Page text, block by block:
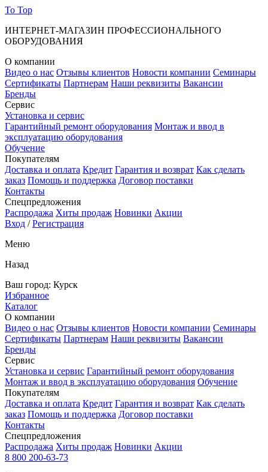
To Top
ИНТЕРНЕТ-МАГАЗИН ПРОФЕССИОНАЛЬНОГО
ОБОРУДОВАНИЯ
О компании
Видео о нас Отзывы клиентов Новости компании Семинары
Сертификаты Партнерам Наши реквизиты Вакансии
Бренды
Сервис
Установка и сервис
Гарантийный ремонт оборудования Монтаж и ввод в
эксплуатацию оборудования
Обучение
Покупателям
Доставка и оплата Кредит Гарантия и возврат Как сделать
заказ Помощь и поддержка Договор поставки
Контакты
Спецпредложения
Распродажа Хиты продаж Новинки Акции
Вход /Регистрация
Меню
Назад
Ваш город: Курск
Избранное
Каталог
О компании
Видео о нас Отзывы клиентов Новости компании Семинары
Сертификаты Партнерам Наши реквизиты Вакансии
Бренды
Сервис
Установка и сервис Гарантийный ремонт оборудования
Монтаж и ввод в эксплуатацию оборудования Обучение
Покупателям
Доставка и оплата Кредит Гарантия и возврат Как сделать
заказ Помощь и поддержка Договор поставки
Контакты
Спецпредложения
Распродажа Хиты продаж Новинки Акции
8 800 200-63-73